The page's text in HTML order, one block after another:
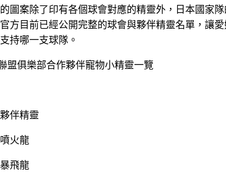
圖案除了印有各個球會對應的精靈外，日本國家
方目前已經公開完整的球會與夥伴精靈名單，讓
持哪一支球隊。
盟俱樂部合作夥伴寵物小精靈一覽
伴精靈
火龍
飛龍